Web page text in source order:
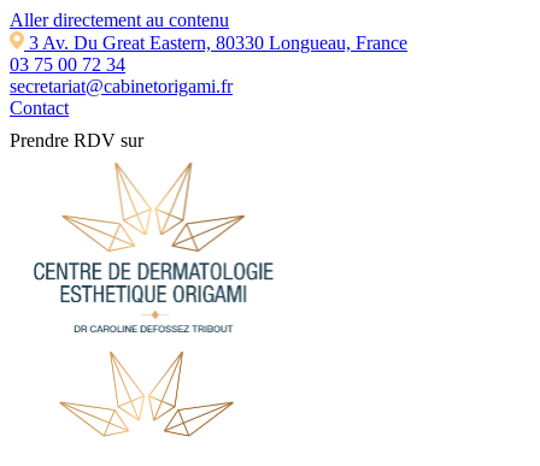
Aller directement au contenu
3 Av. Du Great Eastern, 80330 Longueau, France
03 75 00 72 34
secretariat@cabinetorigami.fr
Contact
Prendre RDV sur